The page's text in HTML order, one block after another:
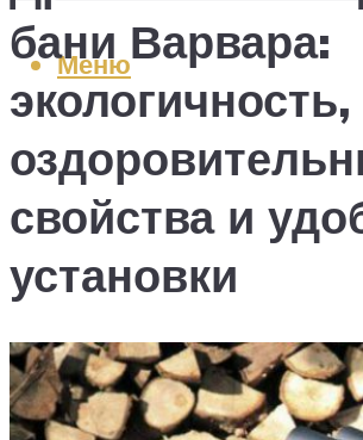
Меню
бани Варвара:
экологичность,
свойства и
установки